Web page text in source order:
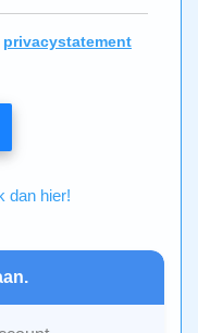
privacystatement
dan hier!